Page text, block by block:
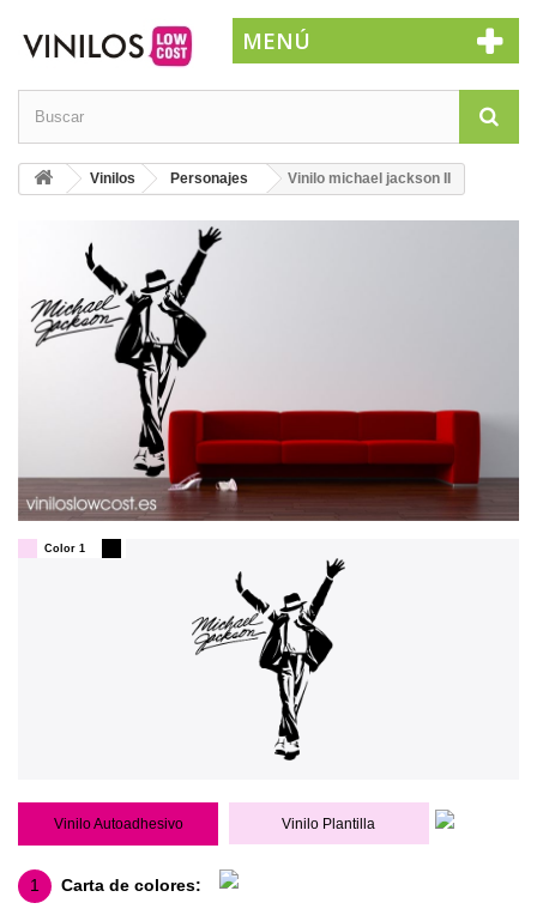
MENÚ
Vinilos Personajes Vinilo michael jackson II
Color 1
Vinilo Autoadhesivo Vinilo Plantilla
1 Carta de colores: